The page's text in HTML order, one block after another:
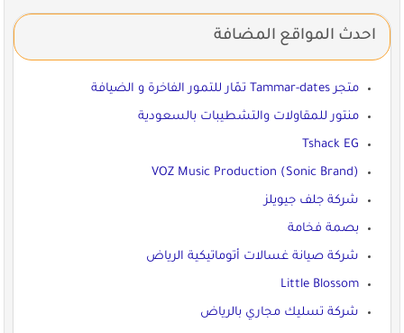
احدث المواقع المضافة
متجر Tammar-dates تمّار للتمور الفاخرة و الضيافة
منتور للمقاولات والتشطيبات بالسعودية
Tshack EG
VOZ Music Production (Sonic Brand)
شركة جلف جيويلز
بصمة فخامة
شركة صيانة غسالات أتوماتيكية الرياض
Little Blossom
شركة تسليك مجاري بالرياض